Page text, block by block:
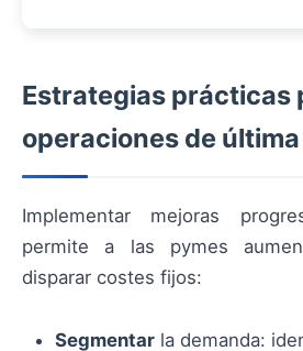
Estrategias prácticas
operaciones de
Implementar mejoras
permite a las pymes
disparar costes fijos:
Segmentar la demanda: